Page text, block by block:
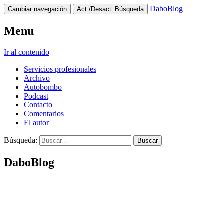
Cambiar navegación Act./Desact. Búsqueda DaboBlog
Menu
Ir al contenido
Servicios profesionales
Archivo
Autobombo
Podcast
Contacto
Comentarios
El autor
Búsqueda:
DaboBlog